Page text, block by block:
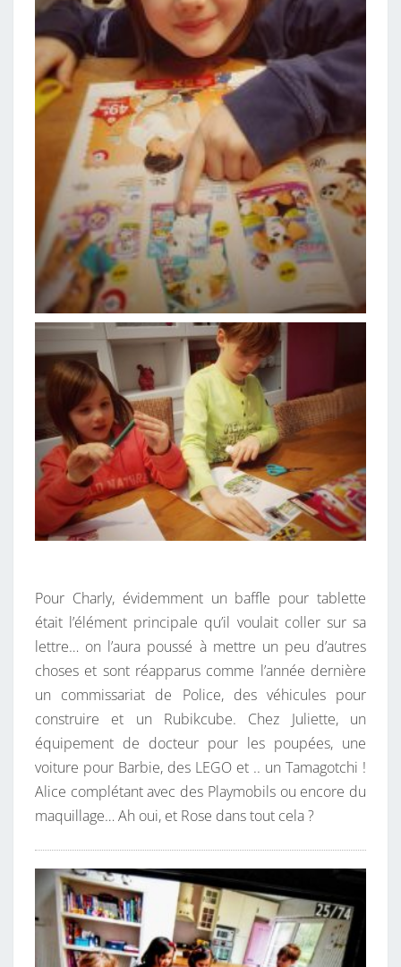
Pour Charly, évidemment un baffle pour tablette
était l’élément principale qu’il voulait coller sur sa
lettre… on l’aura poussé à mettre un peu d’autres
choses et sont réapparus comme l’année dernière
un commissariat de Police, des véhicules pour
construire et un Rubikcube. Chez Juliette, un
équipement de docteur pour les poupées, une
voiture pour Barbie, des LEGO et .. un Tamagotchi !
Alice complétant avec des Playmobils ou encore du
maquillage… Ah oui, et Rose dans tout cela ?